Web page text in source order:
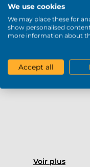
Voir plus
We use cookies
We may place these for
show personalised
more information about
Accept all